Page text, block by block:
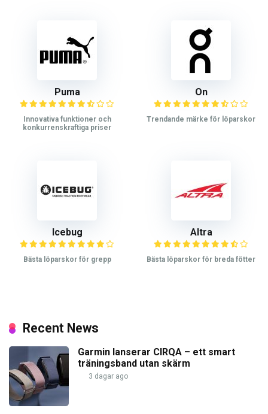
Puma
Innovativa funktioner och
konkurrenskraftiga priser
On
Trendande märke för löparskor
Icebug
Bästa löparskor för grepp
Altra
Bästa löparskor för breda fötter
Recent News
Garmin lanserar CIRQA – ett smart
träningsband utan skärm
3 dagar ago